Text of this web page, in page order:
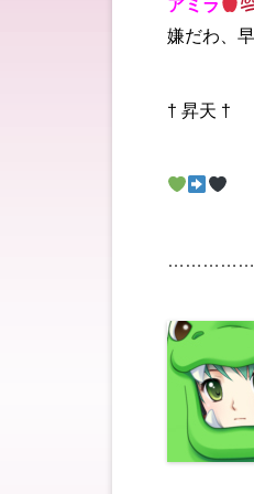
アミラ
嫌だわ、
† 昇天 †
……………